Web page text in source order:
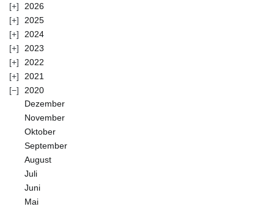
2026
2025
2024
2023
2022
2021
2020
Dezember
November
Oktober
September
August
Juli
Juni
Mai